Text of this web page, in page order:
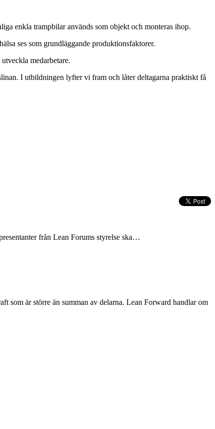
enkla trampbilar används som objekt och monteras ihop.
ses som grundläggande produktionsfaktorer.
medarbetare.
I utbildningen lyfter vi fram och låter deltagarna praktiskt få
från Lean Forums styrelse ska…
som är större än summan av delarna. Lean Forward handlar om